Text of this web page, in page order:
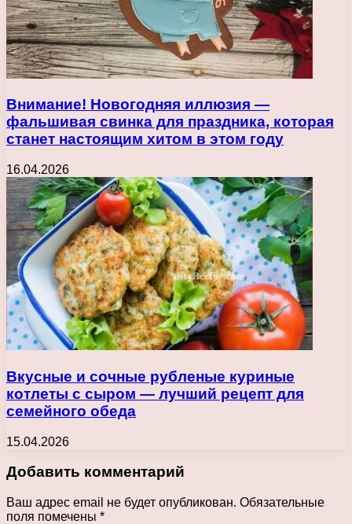
Внимание! Новогодняя иллюзия —
фальшивая свинка для праздника, которая
станет настоящим хитом в этом году
16.04.2026
Вкусные и сочные рубленые куриные
котлеты с сыром — лучший рецепт для
семейного обеда
15.04.2026
Добавить комментарий
Ваш адрес email не будет опубликован. Обязательные
поля помечены *